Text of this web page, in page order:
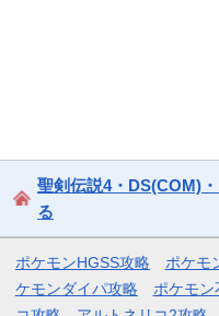
聖剣伝説4・DS(COM)
る
ポケモンHGSS攻略 ポケモ
ケモンダイパ攻略
ポケモ